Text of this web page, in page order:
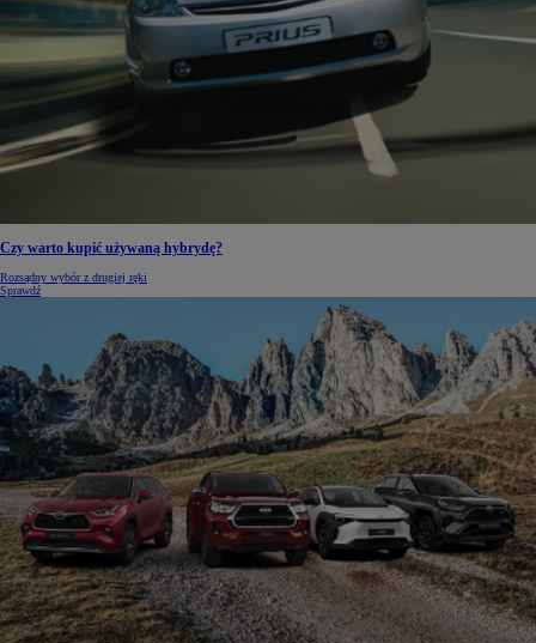
Czy warto kupić używaną hybrydę?
Rozsądny wybór z drugiej ręki
Sprawdź